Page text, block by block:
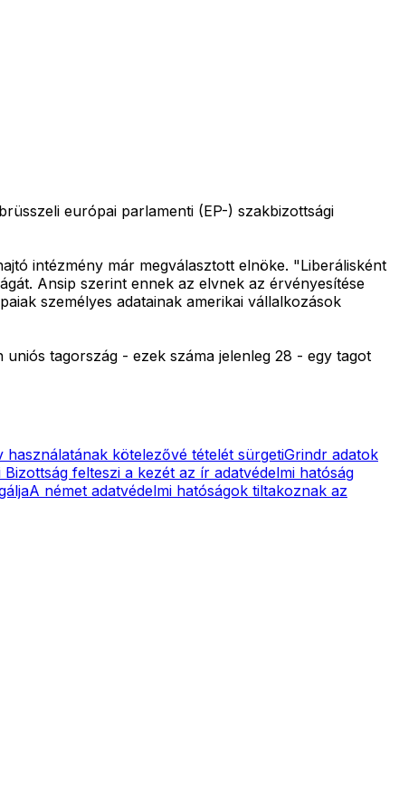
európai parlamenti (EP-) szakbizottsági
intézmény már megválasztott elnöke. "Liberálisként
Ansip szerint ennek az elvnek az érvényesítése
személyes adatainak amerikai vállalkozások
tagország - ezek száma jelenleg 28 - egy tagot
használatának kötelezővé tételét sürgetiGrindr adatok
felteszi a kezét az ír adatvédelmi hatóság
A német adatvédelmi hatóságok tiltakoznak az